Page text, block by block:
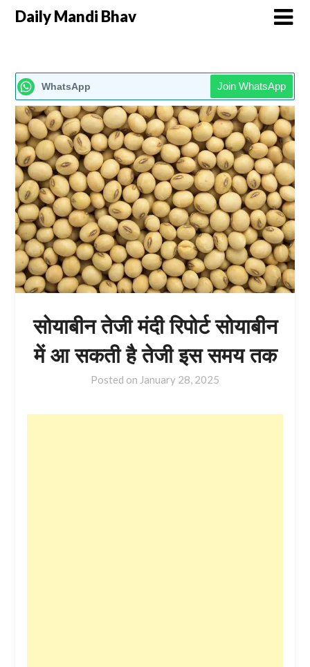
Daily Mandi Bhav
WhatsApp Join WhatsApp
सोयाबीन तेजी मंदी रिपोर्ट सोयाबीन
में आ सकती है तेजी इस समय तक
Posted on January 28, 2025